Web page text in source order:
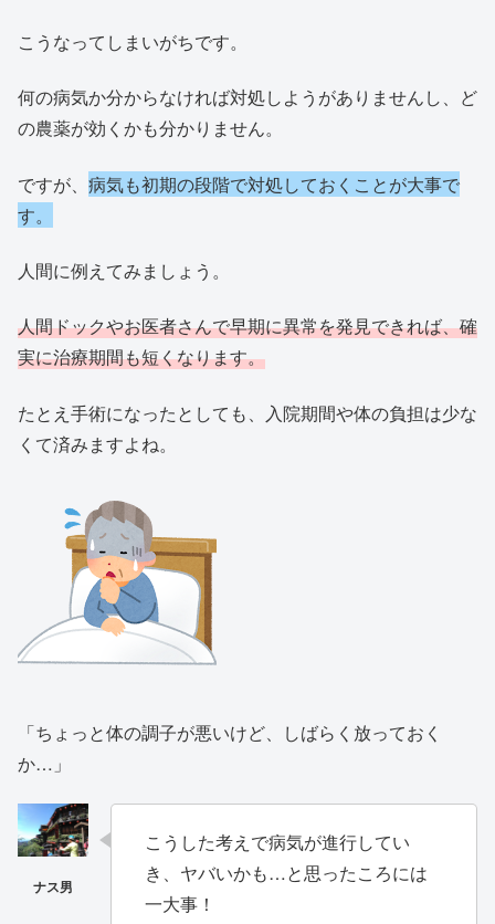
こうなってしまいがちです。
何の病気か分からなければ対処しようがありませんし、ど
の農薬が効くかも分かりません。
ですが、 病気も初期の段階で対処しておくことが大事で
す。
人間に例えてみましょう。
人間ドックやお医者さんで早期に異常を発見できれば、確
実に治療期間も短くなります。
たとえ手術になったとしても、入院期間や体の負担は少な
くて済みますよね。
「ちょっと体の調子が悪いけど、しばらく放っておく
か…」
こうした考えで病気が進行してい
き、ヤバいかも…と思ったころには
一大事！